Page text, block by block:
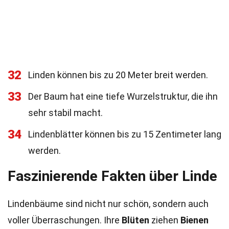
32 Linden können bis zu 20 Meter breit werden.
33
Der Baum hat eine tiefe Wurzelstruktur, die ihn
sehr stabil macht.
34
Lindenblätter können bis zu 15 Zentimeter lang
werden.
Faszinierende Fakten über Linde
Lindenbäume sind nicht nur schön, sondern auch
voller Überraschungen. Ihre Blüten ziehen Bienen